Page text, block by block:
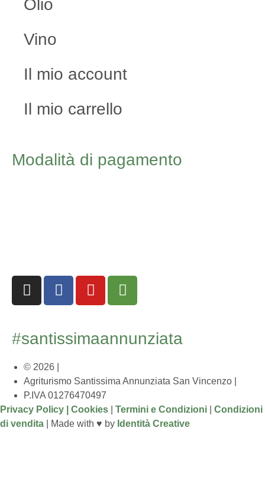
Olio
Vino
Il mio account
Il mio carrello
Modalità di pagamento
#santissimaannunziata
© 2026 |
Agriturismo Santissima Annunziata San Vincenzo
P.IVA 01276470497
Privacy Policy |
Cookies Termini e Condizioni
Condizioni
di vendita | Made with ♥︎ by Identità Creative